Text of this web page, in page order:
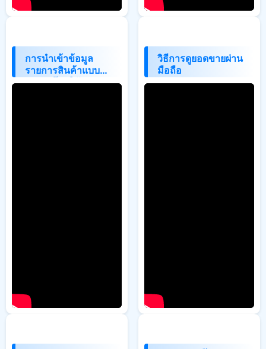
การนำเข้าข้อมูล
รายการสินค้าแบบ
Excel โดยใช้
วิธีการดูยอดขายผ่าน
มือถือ